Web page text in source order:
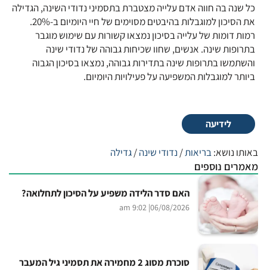
כל שנה בה חווה אדם עלייה מצטברת בתסמיני נדודי השינה, הגדילה
את הסיכון למוגבלות בהיבטים מסוימים של חיי היומיום ב-20%.
רמות דומות של עלייה בסיכון נמצאו קשורות עם שימוש מוגבר
בתרופות שינה. אנשים, שחוו שכיחות גבוהה של נדודי שינה
והשתמשו בתרופות שינה בתדירות גבוהה, נמצאו בסיכון הגבוה
ביותר למוגבלות המשפיעה על פעילויות היומיום.
לידיעה
באותו נושא:בריאות/ נדודי שינה/גדילה
מאמרים נוספים
האם סדר הלידה משפיע על הסיכון לתחלואה?
06/08/2026
| 9:02 am
סוכרת מסוג 2 מחמירה את תסמיני גיל המעבר